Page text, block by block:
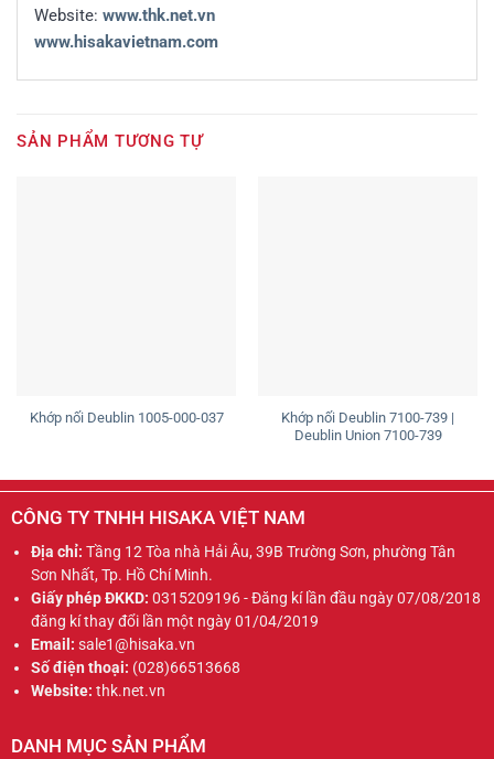
Website: www.thk.net.vn
www.hisakavietnam.com
SẢN PHẨM TƯƠNG TỰ
Khớp nối Deublin 1005-000-037
Khớp nối Deublin 7100-739 |
Deublin Union 7100-739
CÔNG TY TNHH HISAKA VIỆT NAM
Địa chỉ: Tầng 12 Tòa nhà Hải Âu, 39B Trường Sơn, phường Tân
Sơn Nhất, Tp. Hồ Chí Minh.
Giấy phép ĐKKD: 0315209196 - Đăng kí lần đầu ngày 07/08/2018
đăng kí thay đổi lần một ngày 01/04/2019
Email: sale1@hisaka.vn
Số điện thoại: (028)66513668
Website: thk.net.vn
DANH MỤC SẢN PHẨM